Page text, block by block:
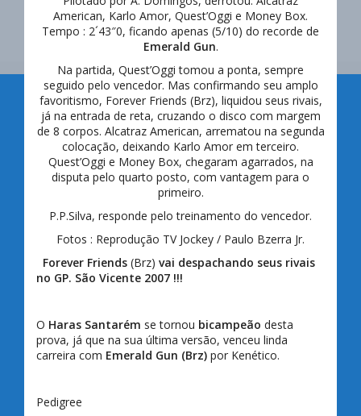
American, Karlo Amor, Quest’Oggi e Money Box.
Tempo : 2´43″0, ficando apenas (5/10) do recorde de
Emerald Gun.
Na partida, Quest’Oggi tomou a ponta, sempre
seguido pelo vencedor. Mas confirmando seu amplo
favoritismo, Forever Friends (Brz), liquidou seus rivais,
já na entrada de reta, cruzando o disco com margem
de 8 corpos. Alcatraz American, arrematou na segunda
colocação, deixando Karlo Amor em terceiro.
Quest’Oggi e Money Box, chegaram agarrados, na
disputa pelo quarto posto, com vantagem para o
primeiro.
P.P.Silva, responde pelo treinamento do vencedor.
Fotos : Reprodução TV Jockey / Paulo Bzerra Jr.
Forever Friends (Brz) vai despachando seus rivais
no GP. São Vicente 2007 !!!
O Haras Santarém se tornou bicampeão desta
prova, já que na sua última versão, venceu linda
carreira com Emerald Gun (Brz) por Kenético.
Pedigree